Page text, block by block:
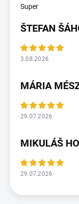
Super
ŠTEFAN
3.08.2026
MÁRIA
29.07.2026
MIKULÁŠ
29.07.2026